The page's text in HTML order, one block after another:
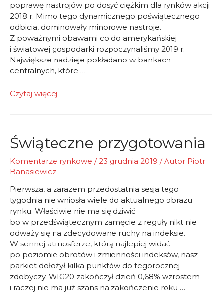
poprawę nastrojów po dosyć ciężkim dla rynków akcji
2018 r. Mimo tego dynamicznego poświątecznego
odbicia, dominowały minorowe nastroje.
Z poważnymi obawami co do amerykańskiej
i światowej gospodarki rozpoczynaliśmy 2019 r.
Największe nadzieje pokładano w bankach
centralnych, które …
komentarz
Czytaj więcej
Świąteczne przygotowania
Komentarze rynkowe /23 grudnia 2019 / Autor Piotr
Banasiewicz
Pierwsza, a zarazem przedostatnia sesja tego
tygodnia nie wniosła wiele do aktualnego obrazu
rynku. Właściwie nie ma się dziwić
bo w przedświątecznym zamęcie z reguły nikt nie
odważy się na zdecydowane ruchy na indeksie.
W sennej atmosferze, którą najlepiej widać
po poziomie obrotów i zmienności indeksów, nasz
parkiet dołożył kilka punktów do tegorocznej
zdobyczy. WIG20 zakończył dzień 0,68% wzrostem
i raczej nie ma już szans na zakończenie roku …